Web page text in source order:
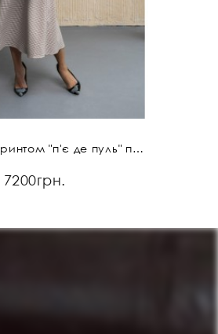
Сукня міді з принтом "п'є де пуль" пастельно-бузковий
7200грн.